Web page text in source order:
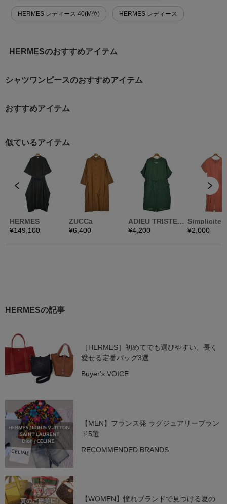
HERMES レディース 40(M位) HERMES レディース
HERMESのおすすめアイテム
シャツワンピースのおすすめアイテム
おすすめアイテム
HERMESの記事
［HERMES］初めてでも選びやすい、長く
愛せる定番バッグ3選
Buyer's VOICE
【MEN】フランス発 ラグジュアリーブラン
ド5選
RECOMMENDED BRANDS
【WOMEN】憧れブランドで見つける夏の